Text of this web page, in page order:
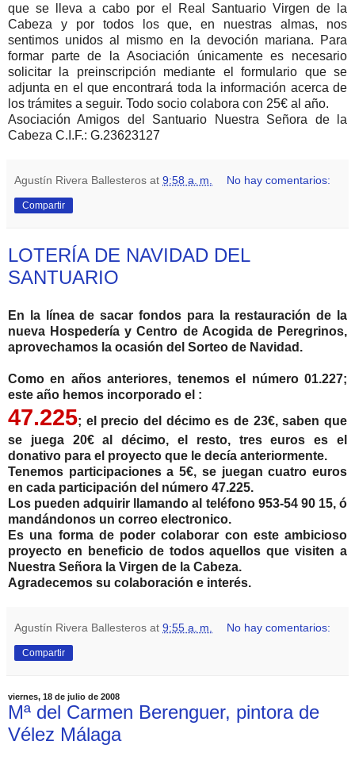
que se lleva a cabo por el Real Santuario Virgen de la
Cabeza y por todos los que, en nuestras almas, nos
sentimos unidos al mismo en la devoción mariana. Para
formar parte de la Asociación únicamente es necesario
solicitar la preinscripción mediante el formulario que se
adjunta en el que encontrará toda la información acerca de
los trámites a seguir. Todo socio colabora con 25€ al año.
Asociación Amigos del Santuario Nuestra Señora de la
Cabeza C.I.F.: G.23623127
Agustín Rivera Ballesteros at 9:58 a. m. No hay comentarios:
Compartir
LOTERÍA DE NAVIDAD DEL
SANTUARIO
En la línea de sacar fondos para la restauración de la
nueva Hospedería y Centro de Acogida de Peregrinos,
aprovechamos la ocasión del Sorteo de Navidad.
Como en años anteriores, tenemos el número 01.227;
este año hemos incorporado el :
47.225; el precio del décimo es de 23€, saben que
se juega 20€ al décimo, el resto, tres euros es el
donativo para el proyecto que le decía anteriormente.
Tenemos participaciones a 5€, se juegan cuatro euros
en cada participación del número 47.225.
Los pueden adquirir llamando al teléfono 953-54 90 15, ó
mandándonos un correo electronico.
Es una forma de poder colaborar con este ambicioso
proyecto en beneficio de todos aquellos que visiten a
Nuestra Señora la Virgen de la Cabeza.
Agradecemos su colaboración e interés.
Agustín Rivera Ballesteros at 9:55 a. m. No hay comentarios:
Compartir
viernes, 18 de julio de 2008
Mª del Carmen Berenguer, pintora de
Vélez Málaga